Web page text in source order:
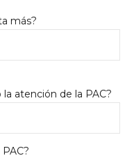
más?
atención de la PAC?